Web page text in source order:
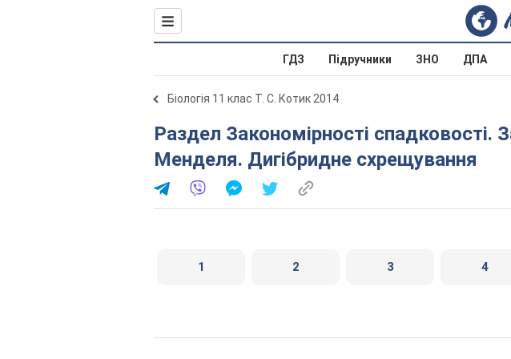
ГДЗ Підручники ЗНО ДПА
Біологія 11 клас Т. С. Котик 2014
Раздел Закономірності спадковості. Закони Г.
Менделя. Дигібридне схрещування
1 2 3 4